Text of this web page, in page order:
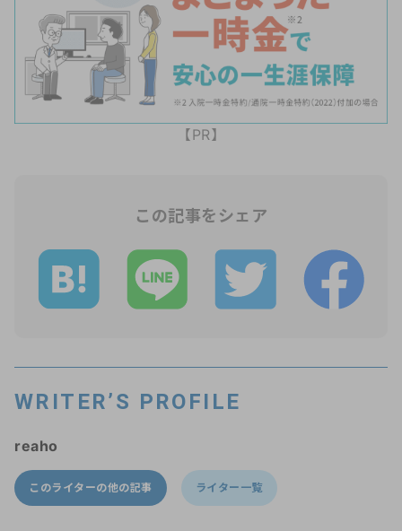
【PR】
この記事をシェア
WRITER’S PROFILE
reaho
このライターの他の記事 ライター一覧